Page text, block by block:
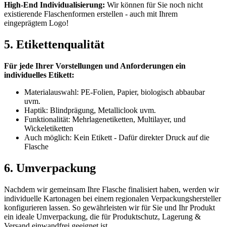
High-End Individualisierung: Wir können für Sie noch nicht
existierende Flaschenformen erstellen - auch mit Ihrem
eingeprägtem Logo!
5. Etikettenqualität
Für jede Ihrer Vorstellungen und Anforderungen ein
individuelles Etikett:
Materialauswahl: PE-Folien, Papier, biologisch abbaubar
uvm.
Haptik: Blindprägung, Metalliclook uvm.
Funktionalität: Mehrlagenetiketten, Multilayer, und
Wickeletiketten
Auch möglich: Kein Etikett - Dafür direkter Druck auf die
Flasche
6. Umverpackung
Nachdem wir gemeinsam Ihre Flasche finalisiert haben, werden wir
individuelle Kartonagen bei einem regionalen Verpackungshersteller
konfigurieren lassen. So gewährleisten wir für Sie und Ihr Produkt
ein ideale Umverpackung, die für Produktschutz, Lagerung &